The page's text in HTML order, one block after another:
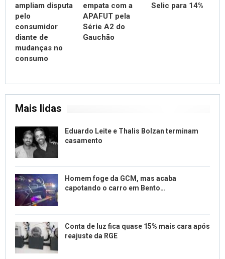
ampliam disputa
pelo
consumidor
diante de
mudanças no
consumo
empata com a
APAFUT pela
Série A2 do
Gauchão
Selic para 14%
Mais lidas
Eduardo Leite e Thalis Bolzan terminam
casamento
Homem foge da GCM, mas acaba
capotando o carro em Bento…
Conta de luz fica quase 15% mais cara após
reajuste da RGE